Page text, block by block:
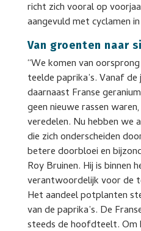
richt zich vooral op
aangevuld met cyclamen
Van groenten naar
“We komen van
teelde paprika’s. Vanaf
daarnaast Franse
geen nieuwe rassen
veredelen. Nu hebben we
die zich onderscheiden
betere doorbloei en
Roy Bruinen. Hij is binnen
verantwoordelijk voor de
Het aandeel potplanten
van de paprika’s. De
steeds de hoofdteelt. Om